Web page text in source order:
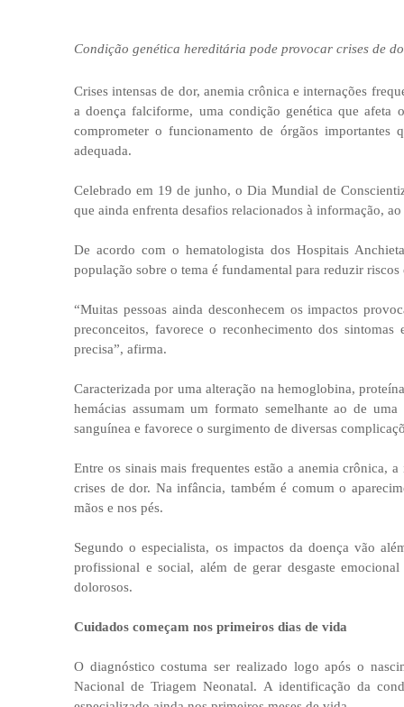
Condição genética hereditária pode provocar crises de
Crises intensas de dor, anemia crônica e internações
a doença falciforme, uma condição genética que
comprometer o funcionamento de órgãos importantes
adequada.
Celebrado em 19 de junho, o Dia Mundial de
que ainda enfrenta desafios relacionados à informação,
De acordo com o hematologista dos Hospitais
população sobre o tema é fundamental para reduzir riscos
“Muitas pessoas ainda desconhecem os impactos
preconceitos, favorece o reconhecimento dos
precisa”, afirma.
Caracterizada por uma alteração na hemoglobina,
hemácias assumam um formato semelhante ao de
sanguínea e favorece o surgimento de diversas
Entre os sinais mais frequentes estão a anemia crônica,
crises de dor. Na infância, também é comum o
mãos e nos pés.
Segundo o especialista, os impactos da doença vão
profissional e social, além de gerar desgaste
dolorosos.
Cuidados começam nos primeiros dias de vida
O diagnóstico costuma ser realizado logo após o
Nacional de Triagem Neonatal. A identificação da